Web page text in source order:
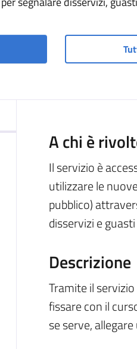
A chi è
Il servizio è
utilizzare le
pubblico)
disservizi e
Descrizione
Tramite il
fissare con il
se serve,